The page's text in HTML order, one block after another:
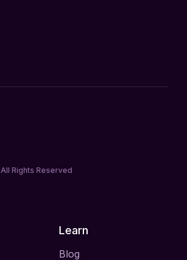
, All Rights Reserved
Learn
Blog